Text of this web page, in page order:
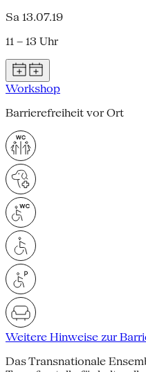
Sa 13.07.19
11 – 13 Uhr
Workshop
Barrierefreiheit vor Ort
Weitere Hinweise zur
Das Transnationale